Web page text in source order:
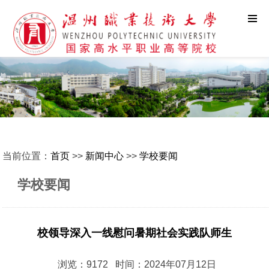
当前位置：首页 >> 新闻中心 >>学校要闻
学校要闻
校领导深入一线慰问暑期社会实践队师生
浏览：9172 时间：2024年07月12日